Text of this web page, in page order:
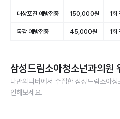
대상포진 예방접종 150,000원 1회
독감 예방접종 45,000원 1회
삼성드림소아청소년과의원
나만의닥터에서 수집한 삼성드림소아청
인해보세요.